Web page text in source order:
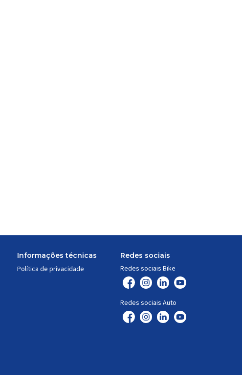
Informações técnicas
Política de privacidade
Redes sociais
Redes sociais Bike
Redes sociais Auto